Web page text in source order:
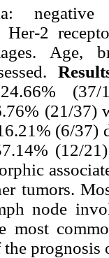
negative
Her-2
Age,
(21/37)
(6/
(12/
tumors.
node
most
the prognosis